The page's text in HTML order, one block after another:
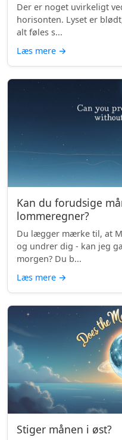
Der er noget uvirkeligt
horisonten. Lyset er
alt føles s...
Læs mere →
Kan du forudsige
lommeregner?
Du lægger mærke til, at
og undrer dig - kan jeg
morgen? Du b...
Læs mere →
Stiger månen i øst?